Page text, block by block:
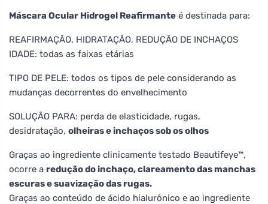
Máscara Ocular Hidrogel Reafirmante é destinada para:
REAFIRMAÇÃO, HIDRATAÇÃO, REDUÇÃO DE INCHAÇOS
IDADE: todas as faixas etárias
TIPO DE PELE: todos os tipos de pele considerando as
mudanças decorrentes do envelhecimento
SOLUÇÃO PARA: perda de elasticidade, rugas,
desidratação, olheiras e inchaços sob os olhos
Graças ao ingrediente clinicamente testado Beautifeye™,
ocorre a redução do inchaço, clareamento das manchas
escuras e suavização das rugas.
Graças ao conteúdo de ácido hialurônico e ao ingrediente